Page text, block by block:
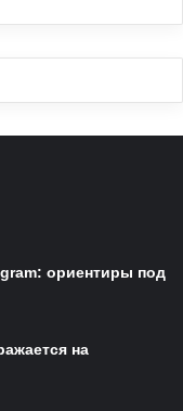
ориентиры под
на